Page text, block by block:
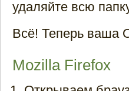
удаляйте всю
Всё! Теперь ваша
Mozilla Firefox